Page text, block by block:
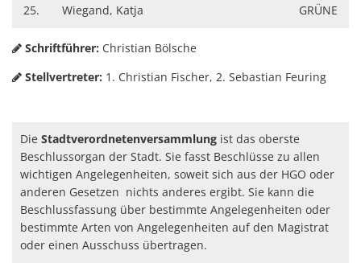
25. Wiegand, Katja GRÜNE
Schriftführer: Christian Bölsche
Stellvertreter: 1. Christian Fischer, 2. Sebastian Feuring
Die Stadtverordnetenversammlung ist das oberste
Beschlussorgan der Stadt. Sie fasst Beschlüsse zu allen
wichtigen Angelegenheiten, soweit sich aus der HGO oder
anderen Gesetzen nichts anderes ergibt. Sie kann die
Beschlussfassung über bestimmte Angelegenheiten oder
bestimmte Arten von Angelegenheiten auf den Magistrat
oder einen Ausschuss übertragen.